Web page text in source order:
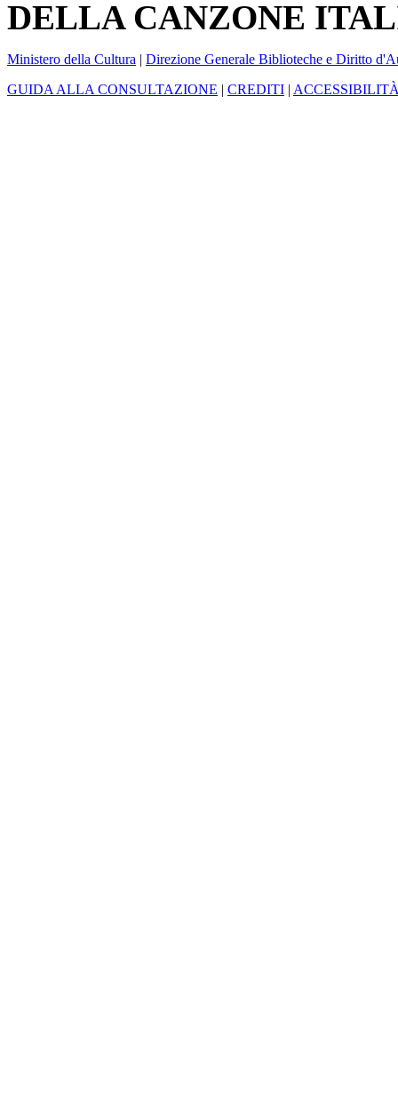
DELLA CANZONE
Ministero della Cultura | Direzione Generale Biblioteche e Diritto
GUIDA ALLA CONSULTAZIONE | CREDITI |